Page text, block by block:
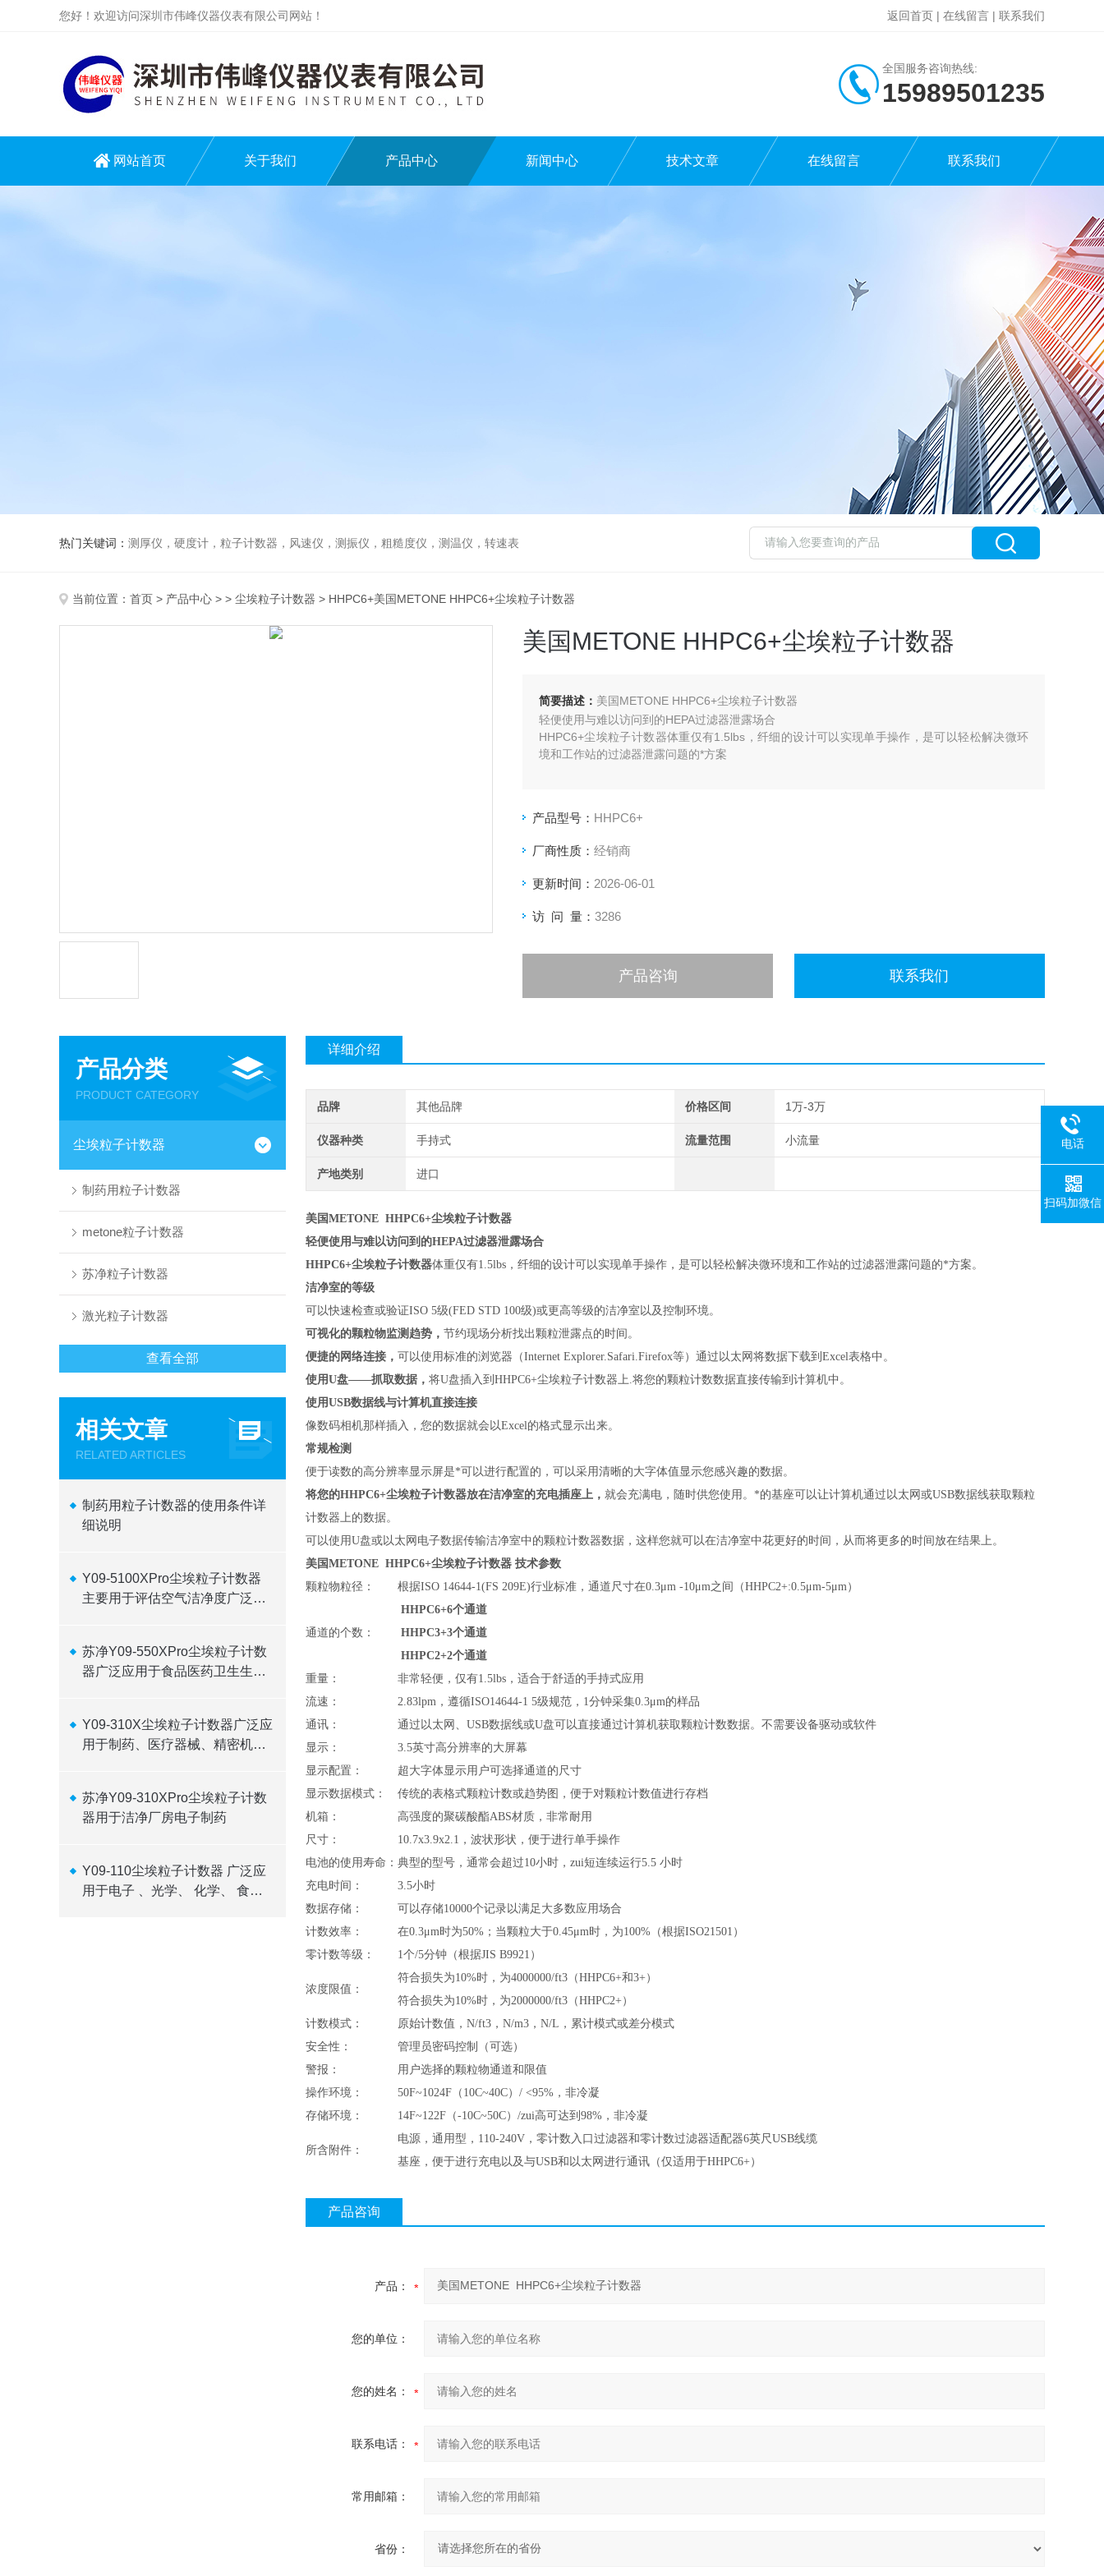
您好！欢迎访问深圳市伟峰仪器仪表有限公司网站！ 返回首页 | 在线留言 | 联系我们
全国服务咨询热线:
15989501235
网站首页 关于我们 产品中心 新闻中心 技术文章 在线留言 联系我们
热门关键词： 测厚仪，硬度计，粒子计数器，风速仪，测振仪，粗糙度仪，测温仪，转速表
当前位置： 首页 > 产品中心 > > 尘埃粒子计数器 > HHPC6+美国METONE HHPC6+尘埃粒子计数器
美国METONE HHPC6+尘埃粒子计数器
简要描述： 美国METONE HHPC6+尘埃粒子计数器
轻便使用与难以访问到的HEPA过滤器泄露场合
HHPC6+尘埃粒子计数器体重仅有1.5lbs，纤细的设计可以实现单手操作，是可以轻松解决微环
境和工作站的过滤器泄露问题的*方案
产品型号： HHPC6+
厂商性质： 经销商
更新时间： 2026-06-01
访 问 量： 3286
产品咨询 联系我们
产品分类
PRODUCT CATEGORY
尘埃粒子计数器
制药用粒子计数器
metone粒子计数器
苏净粒子计数器
激光粒子计数器
查看全部
相关文章
RELATED ARTICLES
制药用粒子计数器的使用条件详
细说明
Y09-5100XPro尘埃粒子计数器
主要用于评估空气洁净度广泛应
苏净Y09-550XPro尘埃粒子计数
器广泛应用于食品医药卫生生物
Y09-310X尘埃粒子计数器广泛应
用于制药、医疗器械、精密机
苏净Y09-310XPro尘埃粒子计数
器用于洁净厂房电子制药
Y09-110尘埃粒子计数器 广泛应
用于电子 、光学、 化学、 食
详细介绍
品牌 其他品牌 价格区间 1万-3万
仪器种类 手持式 流量范围 小流量
产地类别 进口
美国METONE HHPC6+尘埃粒子计数器
轻便使用与难以访问到的HEPA过滤器泄露场合
HHPC6+尘埃粒子计数器体重仅有1.5lbs，纤细的设计可以实现单手操作，是可以轻松解决微环境和工作站的过滤器泄露问题的*方案。
洁净室的等级
可以快速检查或验证ISO 5级(FED STD 100级)或更高等级的洁净室以及控制环境。
可视化的颗粒物监测趋势， 节约现场分析找出颗粒泄露点的时间。
便捷的网络连接， 可以使用标准的浏览器（Internet Explorer.Safari.Firefox等）通过以太网将数据下载到Excel表格中。
使用U盘——抓取数据， 将U盘插入到HHPC6+尘埃粒子计数器上.将您的颗粒计数数据直接传输到计算机中。
使用USB数据线与计算机直接连接
像数码相机那样插入，您的数据就会以Excel的格式显示出来。
常规检测
便于读数的高分辨率显示屏是*可以进行配置的，可以采用清晰的大字体值显示您感兴趣的数据。
将您的HHPC6+尘埃粒子计数器放在洁净室的充电插座上， 就会充满电，随时供您使用。*的基座可以让计算机通过以太网或USB数据线获取颗粒
计数器上的数据。
可以使用U盘或以太网电子数据传输洁净室中的颗粒计数器数据，这样您就可以在洁净室中花更好的时间，从而将更多的时间放在结果上。
美国METONE HHPC6+尘埃粒子计数器 技术参数
颗粒物粒径：
根据ISO 14644-1(FS 209E)行业标准，通道尺寸在0.3μm -10μm之间（HHPC2+:0.5μm-5μm）
通道的个数：
HHPC6+6个通道
HHPC3+3个通道
HHPC2+2个通道
重量：
非常轻便，仅有1.5lbs，适合于舒适的手持式应用
流速：
2.83lpm，遵循ISO14644-1 5级规范，1分钟采集0.3μm的样品
通讯：
通过以太网、USB数据线或U盘可以直接通过计算机获取颗粒计数数据。不需要设备驱动或软件
显示：
3.5英寸高分辨率的大屏幕
显示配置：
超大字体显示用户可选择通道的尺寸
显示数据模式：
传统的表格式颗粒计数或趋势图，便于对颗粒计数值进行存档
机箱：
高强度的聚碳酸酯ABS材质，非常耐用
尺寸：
10.7x3.9x2.1，波状形状，便于进行单手操作
电池的使用寿命： 典型的型号，通常会超过10小时，zui短连续运行5.5 小时
充电时间：
3.5小时
数据存储：
可以存储10000个记录以满足大多数应用场合
计数效率：
在0.3μm时为50%；当颗粒大于0.45μm时，为100%（根据ISO21501）
零计数等级：
1个/5分钟（根据JIS B9921）
浓度限值：
符合损失为10%时，为4000000/ft3（HHPC6+和3+）
符合损失为10%时，为2000000/ft3（HHPC2+）
计数模式：
原始计数值，N/ft3，N/m3，N/L，累计模式或差分模式
安全性：
管理员密码控制（可选）
警报：
用户选择的颗粒物通道和限值
操作环境：
50F~1024F（10C~40C）/ <95%，非冷凝
存储环境：
14F~122F（-10C~50C）/zui高可达到98%，非冷凝
所含附件：
电源，通用型，110-240V，零计数入口过滤器和零计数过滤器适配器6英尺USB线缆
基座，便于进行充电以及与USB和以太网进行通讯（仅适用于HHPC6+）
产品咨询
产品：
您的单位：
您的姓名：
联系电话：
常用邮箱：
省份：
电话
扫码加微信